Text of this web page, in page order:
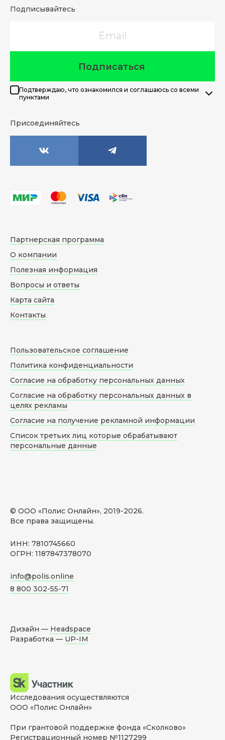
Подписывайтесь
Подписаться
Подтверждаю, что ознакомился и соглашаюсь со всеми
пунктами
Присоединяйтесь
© ООО «Полис Онлайн», 2019-2026.
Все права защищены.
ИНН: 7810745660
ОГРН: 1187847378070
info@polis.online
8 800 302-55-71
Партнерская программа
О компании
Полезная информация
Вопросы и ответы
Карта сайта
Контакты
Пользовательское соглашение
Политика конфиденциальности
Согласие на обработку персональных данных
Согласие на обработку персональных данных в
целях рекламы
Согласие на получение рекламной информации
Список третьих лиц которые обрабатывают
персональные данные
Дизайн — Headspace
Разработка — UP-IM
Исследования осуществляются
ООО «Полис Онлайн»
При грантовой поддержке фонда «Сколково»
Регистрационный номер №1127299